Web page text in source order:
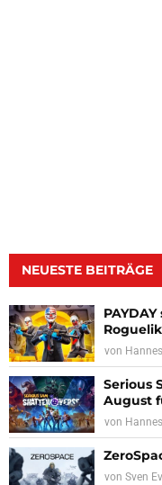
NEUESTE BEITRÄGE
von
Serious
August
von
von Sven